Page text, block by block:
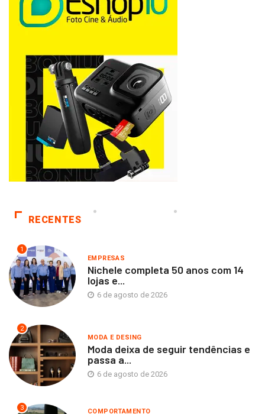
RECENTES
1
EMPRESAS
Nichele completa 50 anos com 14
lojas e...
6 de agosto de 2026
2
MODA E DESING
Moda deixa de seguir tendências e
passa a...
6 de agosto de 2026
3 COMPORTAMENTO